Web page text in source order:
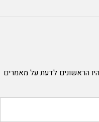
הראשונים לדעת על מאמרים